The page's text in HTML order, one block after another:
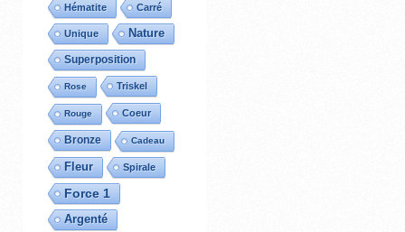
Hématite Carré
Unique Nature
Superposition
Rose Triskel
Rouge Coeur
Bronze Cadeau
Fleur Spirale
Force 1
Argenté